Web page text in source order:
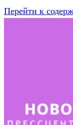
Перейти к